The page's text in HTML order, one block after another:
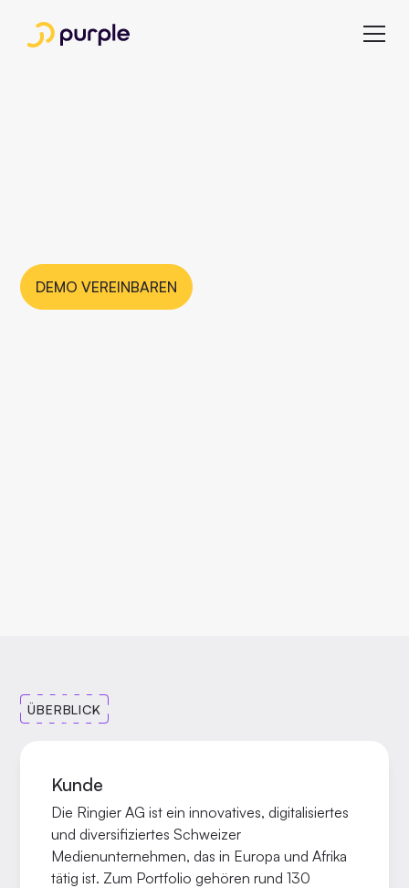
DEMO VEREINBAREN
ÜBERBLICK
Kunde
Die Ringier AG ist ein innovatives, digitalisiertes
und diversifiziertes Schweizer
Medienunternehmen, das in Europa und Afrika
tätig ist. Zum Portfolio gehören rund 130